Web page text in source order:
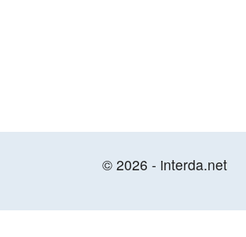
© 2026 - interda.net